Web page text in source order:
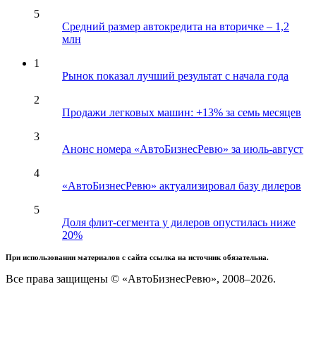
5
Средний размер автокредита на вторичке – 1,2
млн
1
Рынок показал лучший результат с начала года
2
Продажи легковых машин: +13% за семь месяцев
3
Анонс номера «АвтоБизнесРевю» за июль-август
4
«АвтоБизнесРевю» актуализировал базу дилеров
5
Доля флит-сегмента у дилеров опустилась ниже
20%
При использовании материалов с сайта ссылка на источник обязательна.
Все права защищены © «АвтоБизнесРевю», 2008–2026.